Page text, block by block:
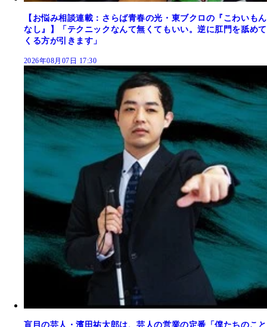
【お悩み相談連載：さらば青春の光・東ブクロの『こわいもん
なし』】「テクニックなんて無くてもいい。逆に肛門を舐めて
くる方が引きます」
2026年08月07日 17:30
盲目の芸人・濱田祐太郎は、芸人の営業の定番「僕たちのこと